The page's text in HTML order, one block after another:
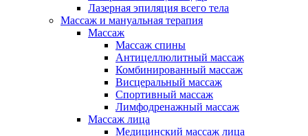
Лазерная эпиляция всего тела
Массаж и мануальная терапия
Массаж
Массаж спины
Антицеллюлитный массаж
Комбинированный массаж
Висцеральный массаж
Спортивный массаж
Лимфодренажный массаж
Массаж лица
Медицинский массаж лица